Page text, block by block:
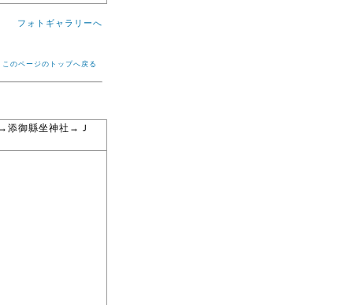
フォトギャラリーへ
このページのトップへ戻る
御縣坐神社→Ｊ